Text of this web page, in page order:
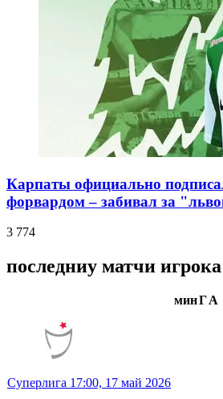
Карпаты официально
форвардом – забивал за
3 774
последниу матчи игрока
минГА
Суперлига 17:00, 17 май 2026